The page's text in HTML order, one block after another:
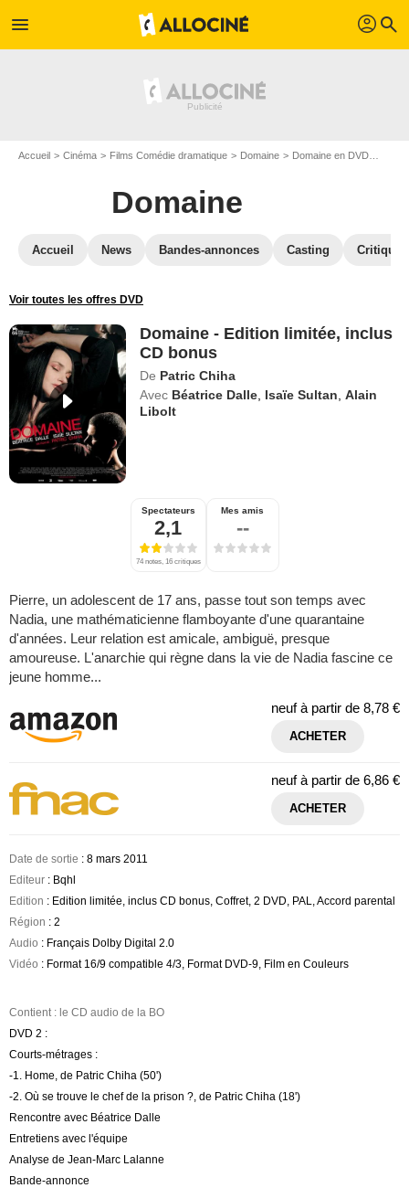
menu profil search
Accueil Cinéma Films Comédie dramatique Domaine Domaine en DVD
Domaine
Accueil News Bandes-annonces Casting
Voir toutes les offres DVD
Domaine - Edition limitée, inclus
CD bonus
De Patric Chiha
Avec Béatrice Dalle Isaïe Sultan ,Alain
Libolt
Spectateurs
2,1
74 notes, 16 critiques
Mes amis
--
Pierre, un adolescent de 17 ans, passe tout son temps avec
Nadia, une mathématicienne flamboyante d'une quarantaine
d'années. Leur relation est amicale, ambiguë, presque
amoureuse. L'anarchie qui règne dans la vie de Nadia fascine ce
jeune homme...
neuf à partir de 8,78 €
ACHETER
neuf à partir de 6,86 €
ACHETER
Date de sortie : 8 mars 2011
Editeur : Bqhl
Edition : Edition limitée, inclus CD bonus, Coffret, 2 DVD, PAL, Accord parental
Région : 2
Audio : Français Dolby Digital 2.0
Vidéo : Format 16/9 compatible 4/3, Format DVD-9, Film en Couleurs
Contient : le CD audio de la BO
DVD 2 :
Courts-métrages :
-1. Home, de Patric Chiha (50')
-2. Où se trouve le chef de la prison ?, de Patric Chiha (18')
Rencontre avec Béatrice Dalle
Entretiens avec l'équipe
Analyse de Jean-Marc Lalanne
Bande-annonce